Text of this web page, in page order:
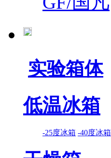
实验箱体
低温冰箱
-25度冰箱 -40度冰箱